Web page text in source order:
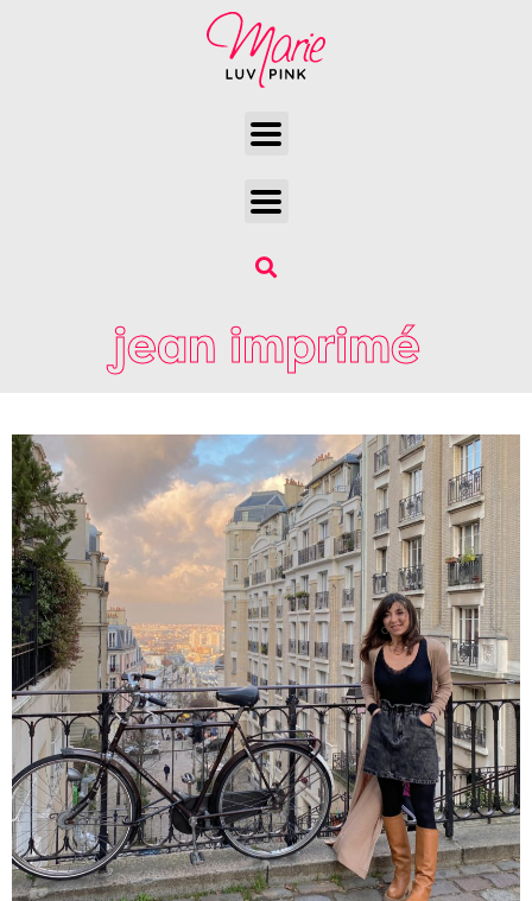
jean imprimé